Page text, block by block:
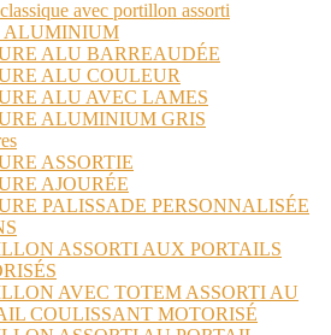
avec portillon assorti
ALUMINIUM
ALU BARREAUDÉE
ALU COULEUR
ALU AVEC LAMES
ALUMINIUM GRIS
ASSORTIE
AJOURÉE
PALISSADE PERSONNALISÉE
ASSORTI AUX PORTAILS
AVEC TOTEM ASSORTI AU
COULISSANT MOTORISÉ